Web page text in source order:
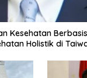
Kesehatan
Holistik di